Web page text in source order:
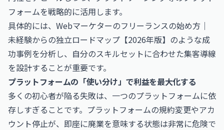
フォームを戦略的に活用します。
具体的には、 Webマーケターのフリーランスの始め方｜
未経験からの独立ロードマップ【2026年版】 のような成
功事例を分析し、自分のスキルセットに合わせた集客導線
を設計することが重要です。
プラットフォームの「使い分け」で利益を最大化する
多くの初心者が陥る失敗は、一つのプラットフォームに依
存しすぎることです。プラットフォームの規約変更やアカ
ウント停止が、即座に廃業を意味する状態は非常に危険で